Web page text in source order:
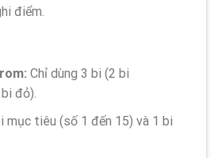
điểm.
Chỉ dùng 3 bi (2 bi
đỏ).
mục tiêu (số 1 đến 15) và 1 bi